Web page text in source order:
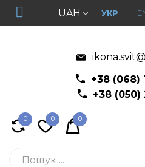
UAH УКР
+38 (068)
+38 (050)
0 0 0